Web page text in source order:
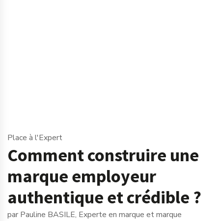
Place à l'Expert
Comment construire une
marque employeur
authentique et crédible ?
par Pauline BASILE, Experte en marque et marque